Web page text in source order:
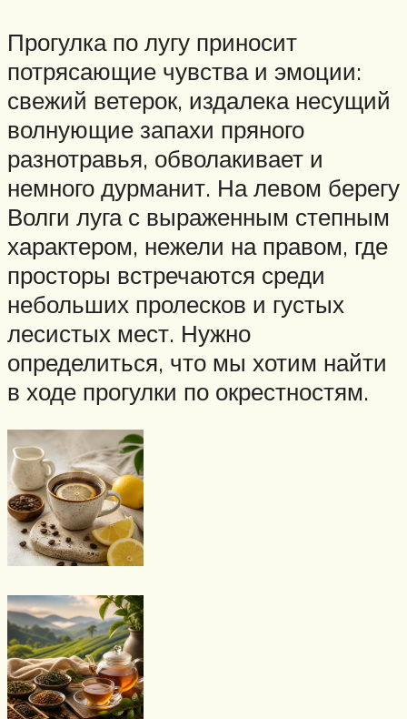
Прогулка по лугу приносит
потрясающие чувства и эмоции:
свежий ветерок, издалека несущий
волнующие запахи пряного
разнотравья, обволакивает и
немного дурманит. На левом берегу
Волги луга с выраженным степным
характером, нежели на правом, где
просторы встречаются среди
небольших пролесков и густых
лесистых мест. Нужно
определиться, что мы хотим найти
в ходе прогулки по окрестностям.